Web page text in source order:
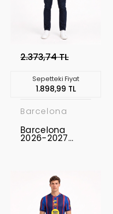
2.373,74 TL
Sepetteki Fiyat
1.898,99 TL
Barcelona
Barcelona
2026-2027